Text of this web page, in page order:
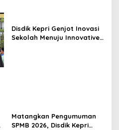
Disdik Kepri Genjot Inovasi
Sekolah Menuju Innovative
Matangkan Pengumuman
SPMB 2026, Disdik Kepri